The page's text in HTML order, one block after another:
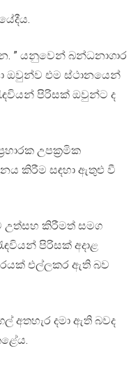
” යනුවෙන් බන්ධනාගාර
ඔවුන්ව එම ස්ථානයෙන්
පිරිසක් ඔවුන්ට ද
උපක්‍රමික
කිරීම සඳහා ඇතුළු වී
උත්සහ කිරීමත් සමග
පිරිසක් අදාළ
එල්ලකර ඇති බව
අතහැර දමා ඇති බවද